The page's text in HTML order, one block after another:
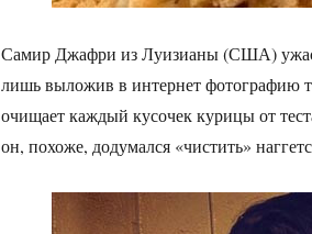
Самир Джафри из Луизианы (США)
лишь выложив в интернет фотографию
очищает каждый кусочек курицы от
он, похоже, додумался «чистить»